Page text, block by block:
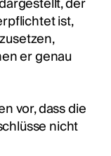
ist,
er genau
vor, dass die
nicht